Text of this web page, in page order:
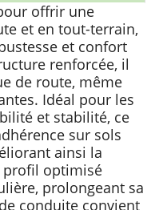
offrir une
et en tout-terrain,
et confort
renforcée, il
de route, même
Idéal pour les
et stabilité, ce
sur sols
ainsi la
profil optimisé
prolongeant sa
conduite convient